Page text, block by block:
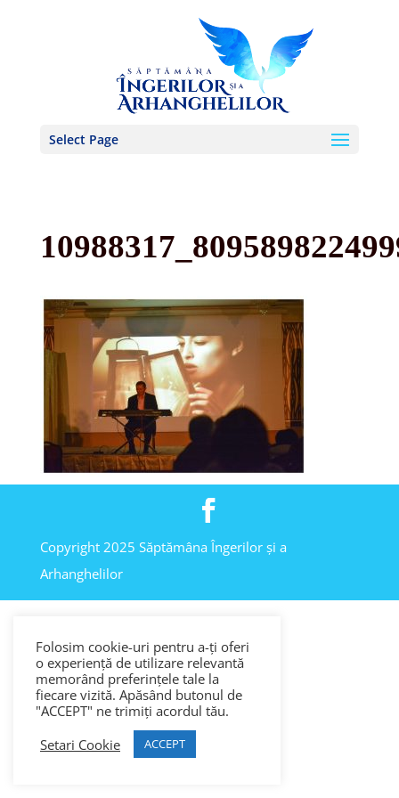
Select Page
Copyright 2025 Săptămâna Îngerilor și a
Arhanghelilor
Folosim cookie-uri pentru a-ți oferi
o experiență de utilizare relevantă
memorând preferințele tale la
fiecare vizită. Apăsând butonul de
"ACCEPT" ne trimiți acordul tău.
Setari Cookie
ACCEPT